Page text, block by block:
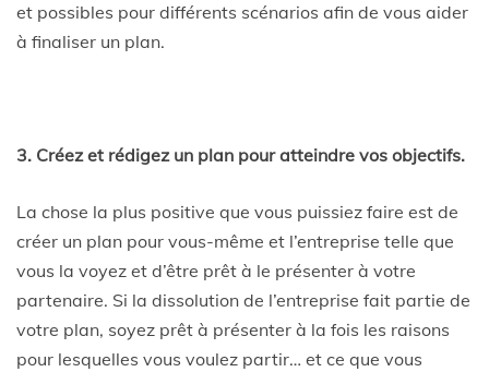
et possibles pour différents scénarios afin de vous aider
à finaliser un plan.
3. Créez et rédigez un plan pour atteindre vos objectifs.
La chose la plus positive que vous puissiez faire est de
créer un plan pour vous-même et l’entreprise telle que
vous la voyez et d’être prêt à le présenter à votre
partenaire. Si la dissolution de l’entreprise fait partie de
votre plan, soyez prêt à présenter à la fois les raisons
pour lesquelles vous voulez partir… et ce que vous